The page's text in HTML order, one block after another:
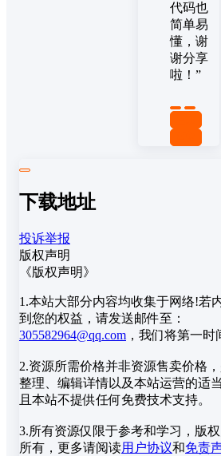
代码也
简单易
懂，谢
谢分享
啦！”
下载地址
投诉举报
版权声明
《版权声明》
1.本站大部分内容均收集于网络!若
到您的权益，请发送邮件至：
305582964@qq.com ，我们将第一时
2.资源所需价格并非资源售卖价格，
整理、编辑详情以及本站运营的适
且本站不提供任何免费技术支持。
3.所有资源仅限于参考和学习，版
所有，更多请阅读用户协议和免责